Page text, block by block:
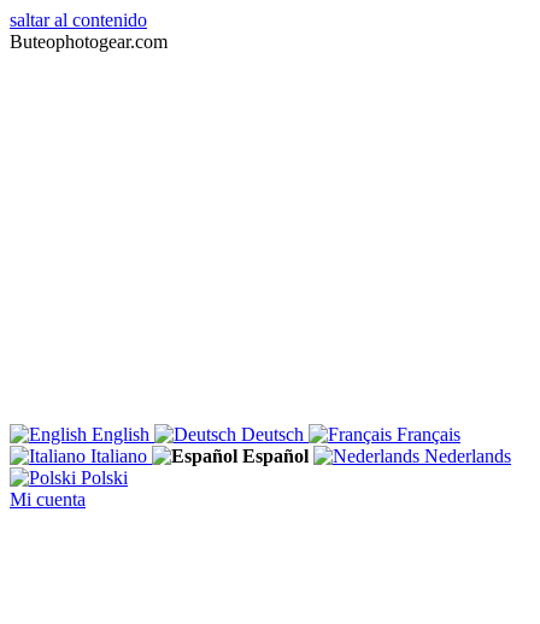
saltar al contenido
Buteophotogear.com
English Deutsch
Français
Italiano
Español
Nederlands
Polski
Mi cuenta